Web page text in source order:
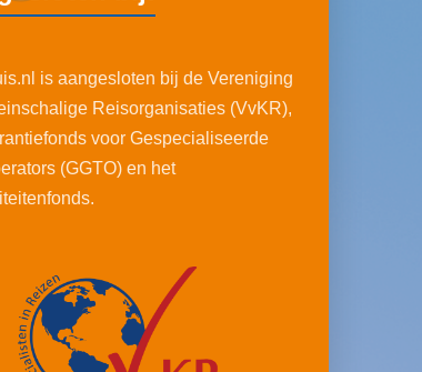
is aangesloten bij de Vereniging
Reisorganisaties (VvKR),
voor Gespecialiseerde
(GGTO) en het